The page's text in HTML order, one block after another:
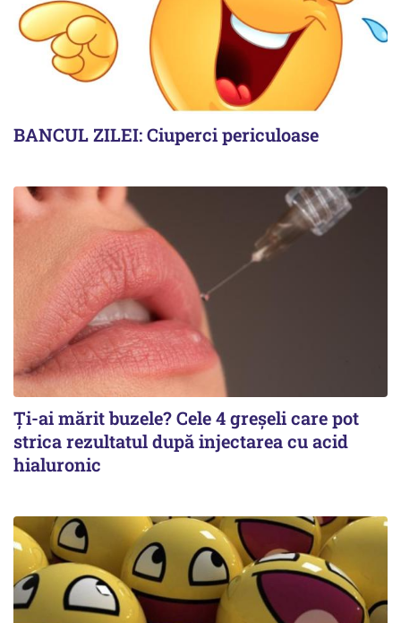
BANCUL ZILEI: Ciuperci periculoase
Ți-ai mărit buzele? Cele 4 greșeli care pot
strica rezultatul după injectarea cu acid
hialuronic